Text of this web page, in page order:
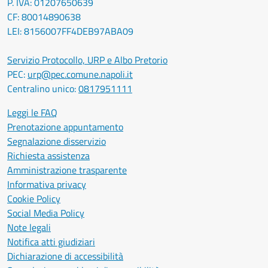
CF: 80014890638
LEI: 8156007FF4DEB97ABA09
Servizio Protocollo, URP e Albo Pretorio
PEC: urp@pec.comune.napoli.it
Centralino unico:0817951111
Leggi le FAQ
Prenotazione appuntamento
Segnalazione disservizio
Richiesta assistenza
Amministrazione trasparente
Informativa privacy
Cookie Policy
Social Media Policy
Note legali
Notifica atti giudiziari
Dichiarazione di accessibilità